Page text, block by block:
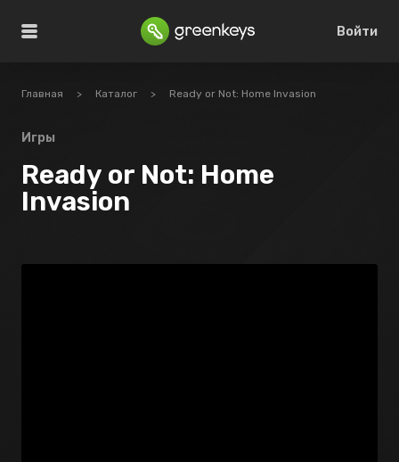
Войти
Главная > Каталог > Ready or Not: Home Invasion
Игры
Ready or Not: Home
Invasion